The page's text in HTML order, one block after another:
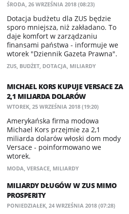
ŚRODA, 26 WRZEŚNIA 2018 (08:23)
Dotacja budżetu dla ZUS będzie
sporo mniejsza, niż zakładano. To
daje komfort w zarządzaniu
finansami państwa - informuje we
wtorek "Dziennik Gazeta Prawna".
ZUS, BUDŻET, DOTACJA, MILIARDY
MICHAEL KORS KUPUJE VERSACE ZA
2,1 MILIARDA DOLARÓW
WTOREK, 25 WRZEŚNIA 2018 (19:20)
Amerykańska firma modowa
Michael Kors przejmie za 2,1
miliarda dolarów włoski dom mody
Versace - poinformowano we
wtorek.
MODA VERSACE, MILIARDY
MILIARDY DŁUGÓW W ZUS MIMO
PROSPERITY
PONIEDZIAŁEK, 24 WRZEŚNIA 2018 (07:28)